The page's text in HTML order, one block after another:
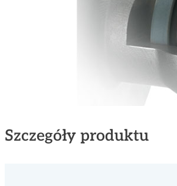
Szczegóły produktu